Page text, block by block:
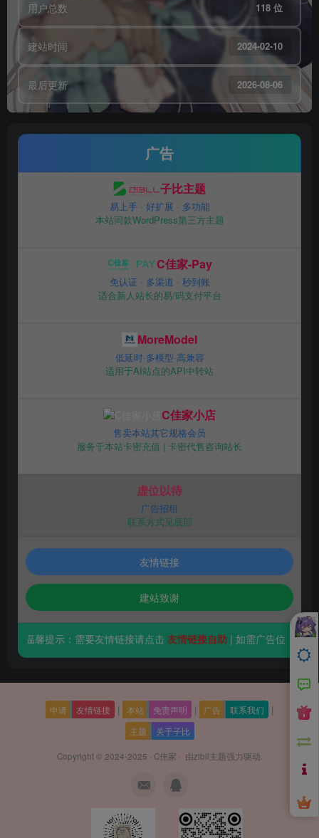
用户总数 118 位
建站时间 2024-02-10
最后更新 2026-08-06
广告
子比主题
易上手 · 好扩展 · 多功能
本站同款WordPress第三方主题
C佳家-Pay
免认证 · 多渠道 · 秒到账
适合新人站长的易/码支付平台
MoreModel
低延时·多模型·高兼容
适用于AI站点的API中转站
C佳家小店
售卖本站其它规格会员
服务于本站卡密充值 | 卡密代售咨询站长
虚位以待
广告招租
联系方式见底部
友情链接
建站致谢
温馨提示：需要友情链接请点击友情链接自助| 如需广告位（10元/月
申请 友情链接 | 本站 免责声明 | 广告 联系我们 |
主题 关于子比
Copyright © 2024-2025 · C佳家 · 由zibll主题强力驱动.